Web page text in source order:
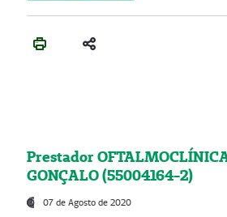
Prestador
GONÇALO (55004164-2)
07 de Agosto de 2020